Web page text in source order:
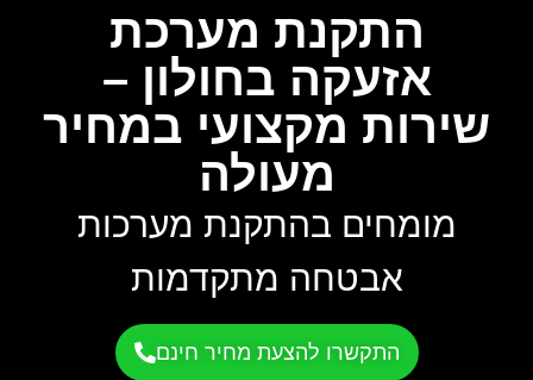
התקנת מערכת
אזעקה בחולון –
שירות מקצועי במחיר
מעולה
מומחים בהתקנת מערכות
אבטחה מתקדמות
התקשרו להצעת מחיר חינם